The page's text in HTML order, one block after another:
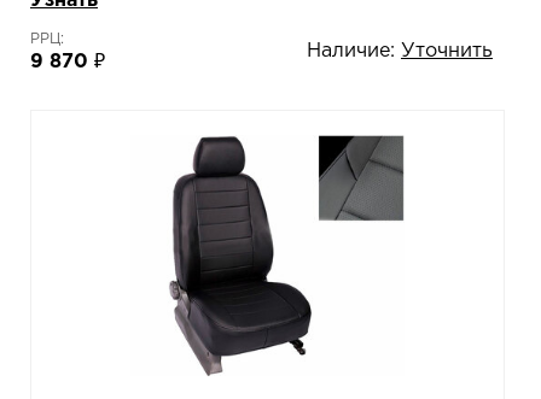
РРЦ:
9 870 ₽
Наличие: Уточнить